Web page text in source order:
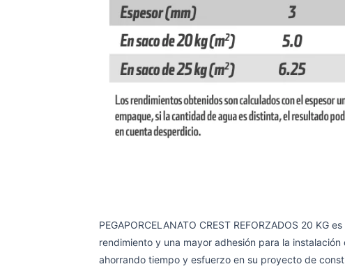
PEGAPORCELANATO CREST REFORZADOS 20
rendimiento y una mayor adhesión para la
ahorrando tiempo y esfuerzo en su proyecto de